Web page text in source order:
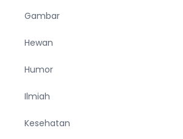
Gambar
Hewan
Humor
Ilmiah
Kesehatan